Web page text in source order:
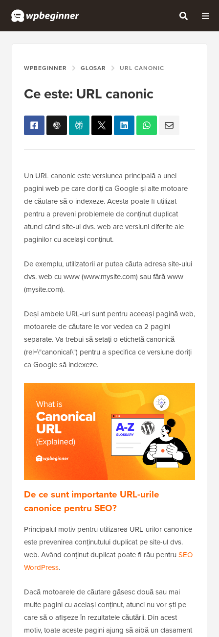
WPBEGINNER GLOSAR URL CANONIC
Ce este: URL canonic
Un URL canonic este versiunea principală a unei
pagini web pe care doriți ca Google și alte motoare
de căutare să o indexeze. Acesta poate fi utilizat
pentru a preveni problemele de conținut duplicat
atunci când site-ul dvs. web are versiuni diferite ale
paginilor cu același conținut.
De exemplu, utilizatorii ar putea căuta adresa site-ului
dvs. web cu www (www.mysite.com) sau fără www
(mysite.com).
Deși ambele URL-uri sunt pentru aceeași pagină web,
motoarele de căutare le vor vedea ca 2 pagini
separate. Va trebui să setați o etichetă canonică
(rel=\"canonical\") pentru a specifica ce versiune doriți
ca Google să indexeze.
De ce sunt importante URL-urile
canonice pentru SEO?
Principalul motiv pentru utilizarea URL-urilor canonice
este prevenirea conținutului duplicat pe site-ul dvs.
web. Având conținut duplicat poate fi rău pentru SEO
WordPress.
Dacă motoarele de căutare găsesc două sau mai
multe pagini cu același conținut, atunci nu vor ști pe
care să o afișeze în rezultatele căutării. Din acest
motiv, toate aceste pagini ajung să aibă un clasament